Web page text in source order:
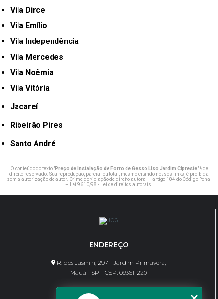
Vila Dirce
Vila Emílio
Vila Independência
Vila Mercedes
Vila Noêmia
Vila Vitória
Jacareí
Ribeirão Pires
Santo André
O conteúdo do texto "Preço de Instalação de Forro de Gesso Liso Jardim Cipreste" é de
direito reservado. Sua reprodução, parcial ou total, mesmo citando nossos links, é proibida
sem a autorização do autor. Crime de violação de direito autoral – artigo 184 do Código Penal
– Lei 9610/98 - Lei de direitos autorais.
ENDEREÇO
R. dos Jasmin, 297 - Jardim Primavera,
Mauá - SP - CEP: 09361-220